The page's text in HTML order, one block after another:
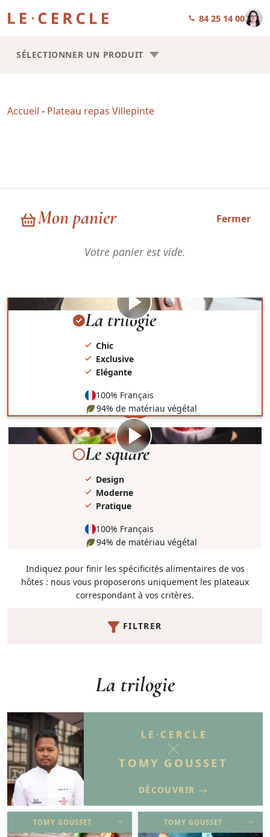
01 84 25 14 00
Mon panier Fermer
Votre panier est vide.
SÉLECTIONNER UN PRODUIT
Accueil - Plateau repas Villepinte
Plateau repas Villepinte
Choisissez la forme de vos plateaux repas : Trilogie ou Square.
Visionner
la
La trilogie
Chic
Exclusive
Elégante
100% Français
94% de matériau végétal
Visionner
la
Le square
Design
Moderne
Pratique
100% Français
94% de matériau végétal
Indiquez pour finir les spécificités alimentaires de vos
hôtes : nous vous proposerons uniquement les plateaux
correspondant à vos critères.
FILTRER
La trilogie
TOMY GOUSSET
DÉCOUVRIR
TOMY GOUSSET TOMY GOUSSET